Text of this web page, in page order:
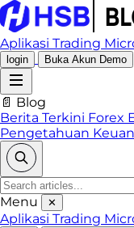
Aplikasi Trading
login Buka Akun Demo
📄 Blog
Berita Terkini Forex
Pengetahuan
Menu ✕
Aplikasi Trading